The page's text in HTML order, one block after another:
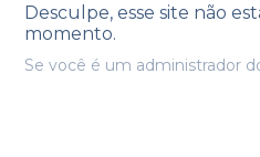
Desculpe, esse site não
momento.
Se você é um administrador